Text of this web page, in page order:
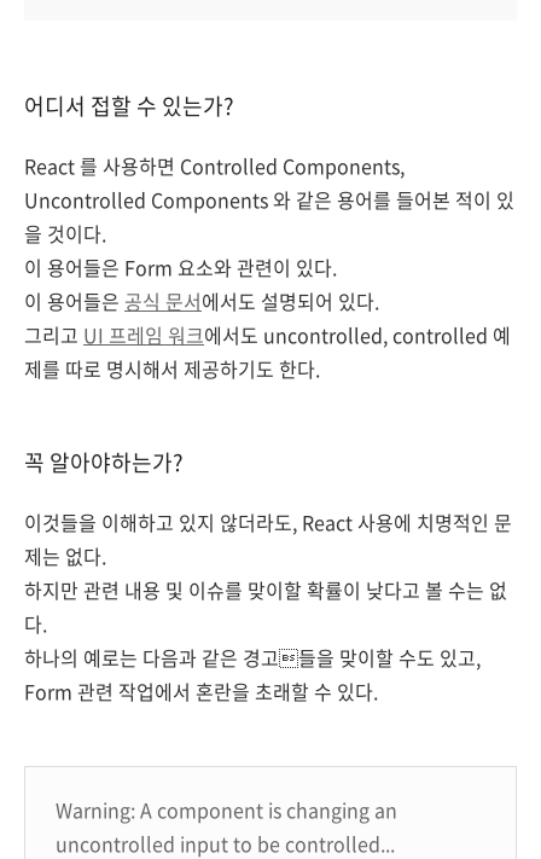
어디서 접할 수 있는가?
React 를 사용하면 Controlled Components,
Uncontrolled Components 와 같은 용어를 들어본 적이 있
을 것이다.
이 용어들은 Form 요소와 관련이 있다.
이 용어들은 공식 문서에서도 설명되어 있다.
그리고 UI 프레임 워크에서도 uncontrolled, controlled 예
제를 따로 명시해서 제공하기도 한다.
꼭 알아야하는가?
이것들을 이해하고 있지 않더라도, React 사용에 치명적인 문
제는 없다.
하지만 관련 내용 및 이슈를 맞이할 확률이 낮다고 볼 수는 없
다.
하나의 예로는 다음과 같은 경고들을 맞이할 수도 있고,
Form 관련 작업에서 혼란을 초래할 수 있다.
Warning: A component is changing an
uncontrolled input to be controlled...